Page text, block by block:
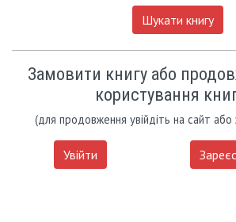
Шукати книгу
Замовити книгу або
користування
(для продовження увійдіть на сайт
Увійти